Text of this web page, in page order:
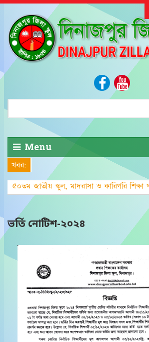
Menu
খবর:
৫০তম জাতীয় স্কুল, মাদরাসা ও কারিগরি শিক্ষা
গ্রীষ্মকালীন ক
ভর্তি নোটিশ-২০২৪